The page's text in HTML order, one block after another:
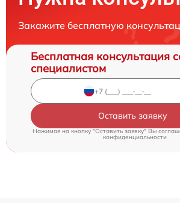
Закажите бесплатную
Бесплатная консультация
специалистом
Оставить заявку
Нажимая на кнопку "Оставить заявку" Вы
конфиденциальности